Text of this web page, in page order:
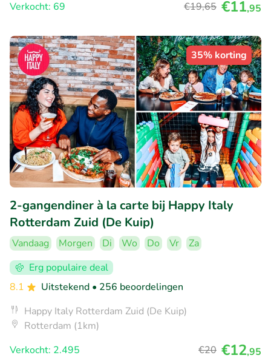
Verkocht: 69
€19,65 €11,95
35% korting
2-gangendiner à la carte bij Happy Italy
Rotterdam Zuid (De Kuip)
Vandaag Morgen Di Wo Do Vr
Za
Erg populaire deal
8.1
Uitstekend • 256 beoordelingen
Happy Italy Rotterdam Zuid (De Kuip)
Rotterdam (1km)
Verkocht: 2.495
€20 €12,95